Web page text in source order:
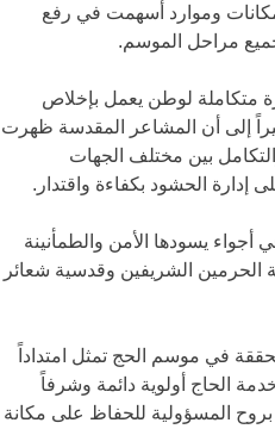
وموارد أسهمت في رفع
جميع مراحل الموسم.
لوطن يعمل بإخلاص
إلى أن المشاعر المقدسة ظهرت
بين مختلف الجهات
إدارة الحشود بكفاءة واقتدار.
يسودها الأمن والطمأنينة
الحرمين الشريفين وقدسية شعائر
في موسم الحج تمثل امتداداً
الحاج أولوية دائمة وشرفاً
المسؤولية للحفاظ على مكانة